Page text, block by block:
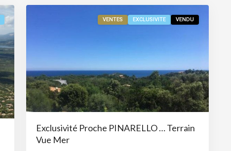
VENTES EXCLUSIVITE VENDU
Exclusivité Proche PINARELLO … Terrain
Vue Mer